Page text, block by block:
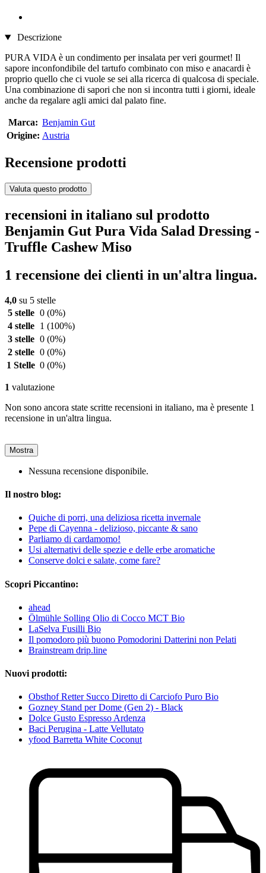
Descrizione
PURA VIDA è un condimento per insalata per veri gourmet! Il
sapore inconfondibile del tartufo combinato con miso e anacardi è
proprio quello che ci vuole se sei alla ricerca di qualcosa di speciale.
Una combinazione di sapori che non si incontra tutti i giorni, ideale
anche da regalare agli amici dal palato fine.
Marca: Benjamin Gut
Origine: Austria
Recensione prodotti
Valuta questo prodotto
recensioni in italiano sul prodotto
Benjamin Gut Pura Vida Salad Dressing -
Truffle Cashew Miso
1 recensione dei clienti in un'altra lingua.
4,0 su 5 stelle
5 stelle 0 (0%)
4 stelle
1 (100%)
3 stelle 0 (0%)
2 stelle 0 (0%)
1 Stelle 0 (0%)
1 valutazione
Non sono ancora state scritte recensioni in italiano, ma è presente 1
recensione in un'altra lingua.
Mostra
Nessuna recensione disponibile.
Il nostro blog:
Quiche di porri, una deliziosa ricetta invernale
Pepe di Cayenna - delizioso, piccante & sano
Parliamo di cardamomo!
Usi alternativi delle spezie e delle erbe aromatiche
Conserve dolci e salate, come fare?
Scopri Piccantino:
ahead
Ölmühle Solling Olio di Cocco MCT Bio
LaSelva Fusilli Bio
Il pomodoro più buono Pomodorini Datterini non Pelati
Brainstream drip.line
Nuovi prodotti:
Obsthof Retter Succo Diretto di Carciofo Puro Bio
Gozney Stand per Dome (Gen 2) - Black
Dolce Gusto Espresso Ardenza
Baci Perugina - Latte Vellutato
yfood Barretta White Coconut